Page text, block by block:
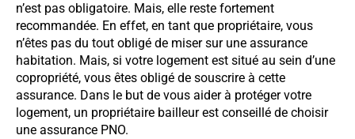
n’est pas obligatoire. Mais, elle reste fortement
recommandée. En effet, en tant que propriétaire, vous
n’êtes pas du tout obligé de miser sur une assurance
habitation. Mais, si votre logement est situé au sein d’une
copropriété, vous êtes obligé de souscrire à cette
assurance. Dans le but de vous aider à protéger votre
logement, un propriétaire bailleur est conseillé de choisir
une assurance PNO.